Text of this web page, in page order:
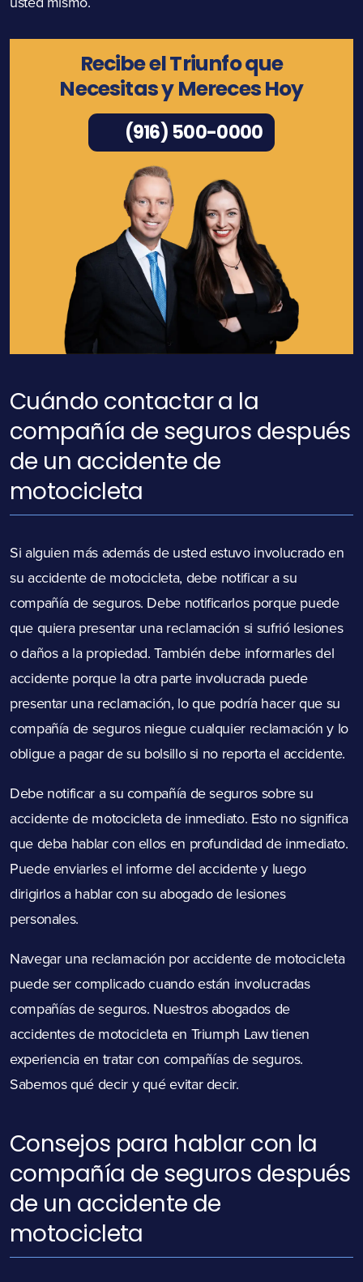
Recibe el Triunfo que
Necesitas y Mereces Hoy
(916) 500-0000
Cuándo contactar a la
compañía de seguros después
de un accidente de
motocicleta
Si alguien más además de usted estuvo involucrado en
su accidente de motocicleta, debe notificar a su
compañía de seguros. Debe notificarlos porque puede
que quiera presentar una reclamación si sufrió lesiones
o daños a la propiedad. También debe informarles del
accidente porque la otra parte involucrada puede
presentar una reclamación, lo que podría hacer que su
compañía de seguros niegue cualquier reclamación y lo
obligue a pagar de su bolsillo si no reporta el accidente.
Debe notificar a su compañía de seguros sobre su
accidente de motocicleta de inmediato. Esto no significa
que deba hablar con ellos en profundidad de inmediato.
Puede enviarles el informe del accidente y luego
dirigirlos a hablar con su abogado de lesiones
personales.
Navegar una reclamación por accidente de motocicleta
puede ser complicado cuando están involucradas
compañías de seguros. Nuestros abogados de
accidentes de motocicleta en Triumph Law tienen
experiencia en tratar con compañías de seguros.
Sabemos qué decir y qué evitar decir.
Consejos para hablar con la
compañía de seguros después
de un accidente de
motocicleta